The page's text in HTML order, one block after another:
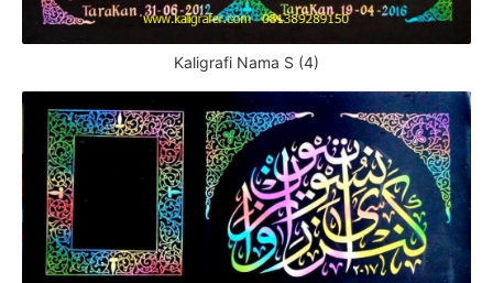
Kaligrafi Nama S (4)